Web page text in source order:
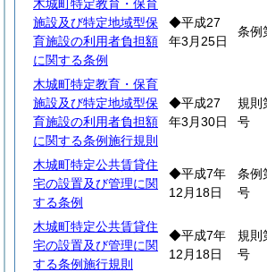
木城町特定教育・保育
施設及び特定地域型保
育施設の利用者負担額
に関する条例
◆平成27
年3月25日
条例
木城町特定教育・保育
施設及び特定地域型保
育施設の利用者負担額
に関する条例施行規則
◆平成27
年3月30日
規則
号
木城町特定公共賃貸住
宅の設置及び管理に関
する条例
◆平成7年
12月18日
条例
号
木城町特定公共賃貸住
宅の設置及び管理に関
する条例施行規則
◆平成7年
12月18日
規則
号